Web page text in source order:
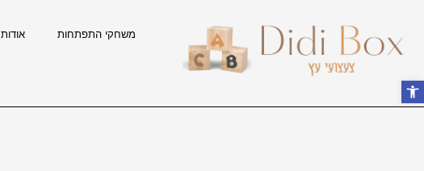
משחקי התפתחות אודות
פתח סרגל נגישות